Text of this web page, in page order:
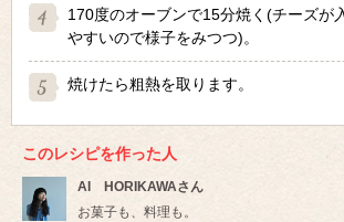
170度のオーブンで15分焼く(チーズが
やすいので様子をみつつ)。
焼けたら粗熱を取ります。
このレシピを作った人
AI HORIKAWAさん
お菓子も、料理も。